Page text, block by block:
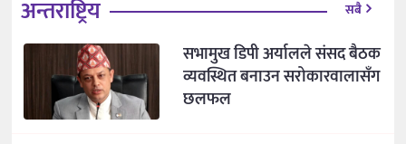
अन्तराष्ट्रिय सबै
सभामुख डिपी अर्यालले संसद बैठक
व्यवस्थित बनाउन सरोकारवालासँग
छलफल